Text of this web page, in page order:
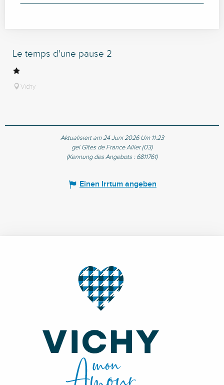
Le temps d'une pause 2
Vichy
Aktualisiert am 24 Juni 2026 Um 11:23
gei Gîtes de France Allier (03)
(Kennung des Angebots : 6811761)
Einen Irrtum angeben